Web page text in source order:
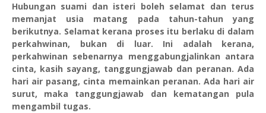
Hubungan suami dan isteri boleh selamat dan terus
memanjat usia matang pada tahun-tahun yang
berikutnya. Selamat kerana proses itu berlaku di dalam
perkahwinan, bukan di luar. Ini adalah kerana,
perkahwinan sebenarnya menggabungjalinkan antara
cinta, kasih sayang, tanggungjawab dan peranan. Ada
hari air pasang, cinta memainkan peranan. Ada hari air
surut, maka tanggungjawab dan kematangan pula
mengambil tugas.